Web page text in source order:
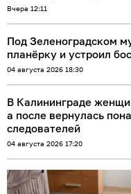
Вчера 12:11
Под Зеленоградском
планёрку и устроил
04 августа 2026 18:30
В Калининграде
а после вернулась
следователей
04 августа 2026 17:20